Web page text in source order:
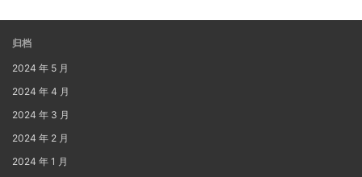
归档
2024 年 5 月
2024 年 4 月
2024 年 3 月
2024 年 2 月
2024 年 1 月